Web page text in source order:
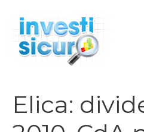
contenuto
Elica: